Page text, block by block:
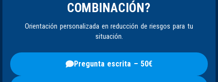
COMBINACIÓN?
Orientación personalizada en reducción de riesgos para tu
situación.
Pregunta escrita – 50€